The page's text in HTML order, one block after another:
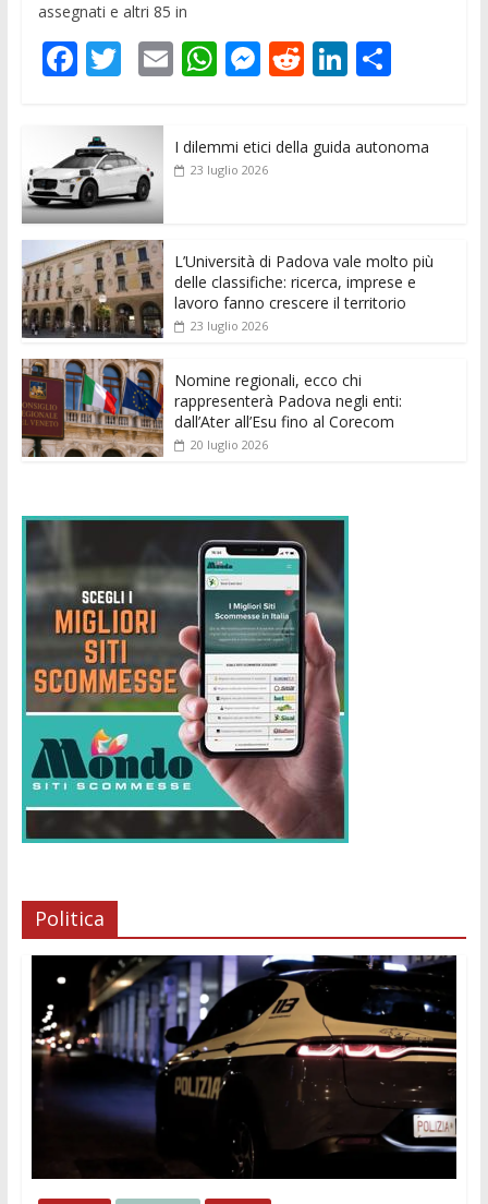
assegnati e altri 85 in
F
e
b
o
o
k
T
itt
er
E
ai
l
W
s
p
M
ss
e
er
R
di
Li
e
C
di
I dilemmi etici della guida autonoma
23 luglio 2026
L’Università di Padova vale molto più
delle classifiche: ricerca, imprese e
lavoro fanno crescere il territorio
23 luglio 2026
Nomine regionali, ecco chi
rappresenterà Padova negli enti:
dall’Ater all’Esu fino al Corecom
20 luglio 2026
Politica